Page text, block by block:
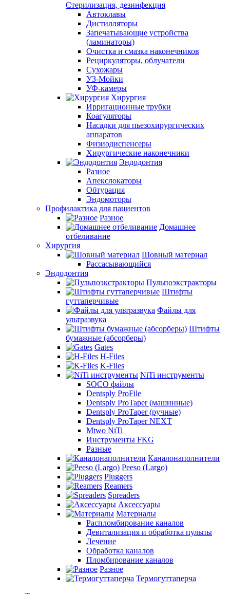
Стерилизация, дезинфекция
Автоклавы
Дистилляторы
Запечатывающие устройства
(ламинаторы)
Очистка и смазка наконечников
Рециркуляторы, облучатели
Сухожары
УЗ-Мойки
УФ-камеры
Хирургия
Ирригационные трубки
Коагуляторы
Насадки для пьезохирургических
аппаратов
Физиодиспенсеры
Хирургические наконечники
Эндодонтия
Разное
Апекслокаторы
Обтурация
Эндомоторы
Профилактика для пациентов
Разное
Домашнее
отбеливание
Хирургия
Шовный материал
Рассасывающийся
Эндодонтия
Пульпоэкстракторы
Штифты
гуттаперчивые
Файлы для
ультразвука
Штифты
бумажные (абсорберы)
Gates
H-Files
K-Files
NiTi инструменты
SOCO файлы
Dentsply ProFile
Dentsply ProTaper (машинные)
Dentsply ProTaper (ручные)
Dentsply ProTaper NEXT
Mtwo NiTi
Инструменты FKG
Разные
Каналонаполнители
Peeso (Largo)
Pluggers
Reamers
Spreaders
Аксессуары
Материалы
Распломбирование каналов
Девитализация и обработка пульпы
Лечение
Обработка каналов
Пломбирование каналов
Разное
Термогуттаперча